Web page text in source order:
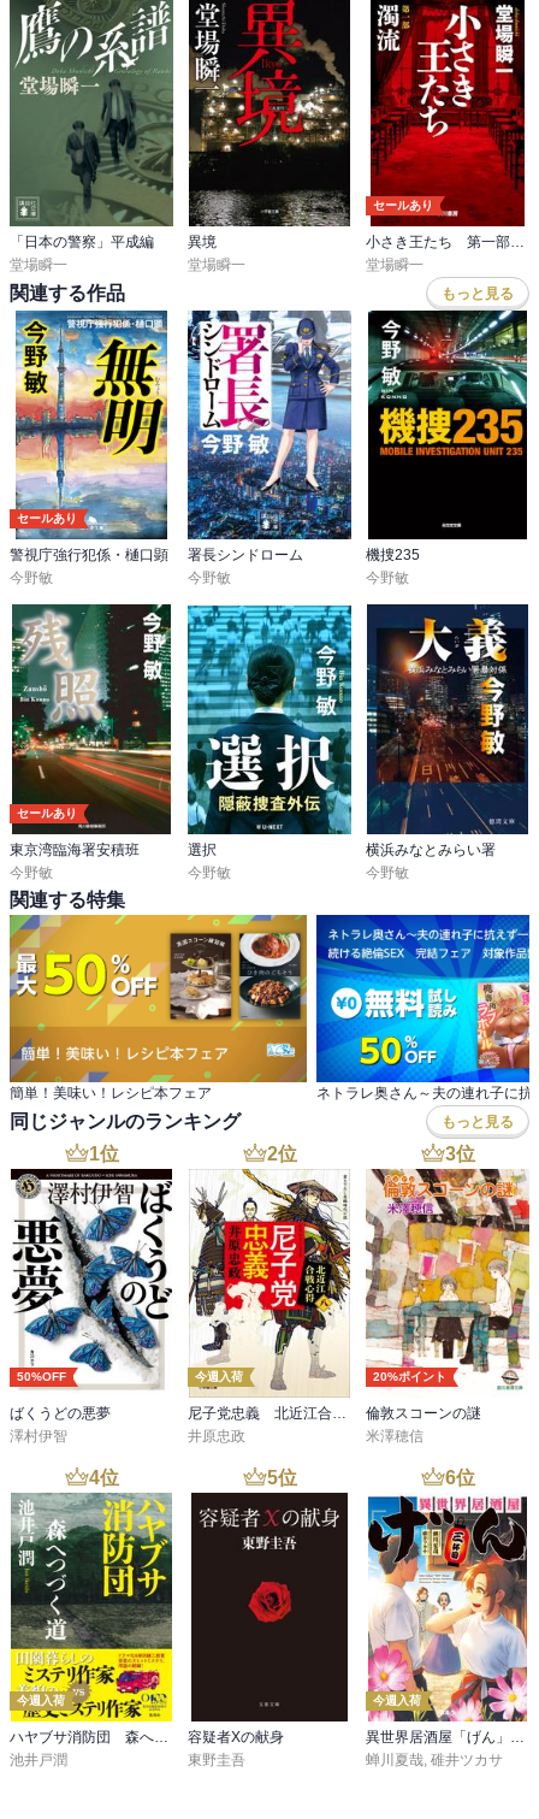
「日本の警察」平成編
堂場瞬一
異境
堂場瞬一
セールあり
堂場瞬一
関連する作品 もっと見る
セールあり
警視庁強行犯係・樋口顕
今野敏
署長シンドローム
今野敏
機捜235
今野敏
セールあり
東京湾臨海署安積班
今野敏
選択
今野敏
横浜みなとみらい署
今野敏
関連する特集
簡単！美味い！レシピ本フェア
同じジャンルのランキング もっと見る
1位
50%OFF
ばくうどの悪夢
澤村伊智
2位
今週入荷
尼子党忠義 北近江合戦心得〈八〉
井原忠政
3位
20%ポイント
倫敦スコーンの謎
米澤穂信
4位
今週入荷
ハヤブサ消防団 森へつづく道
池井戸潤
5位
容疑者Xの献身
東野圭吾
6位
今週入荷
異世界居酒屋「げん」三杯目
蝉川夏哉, 碓井ツカサ